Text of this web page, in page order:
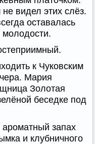
видел этих слёз.
оставалась
молодости.
к Чуковским
Мария
Золотая
беседке под
ароматный запах
и клубничного